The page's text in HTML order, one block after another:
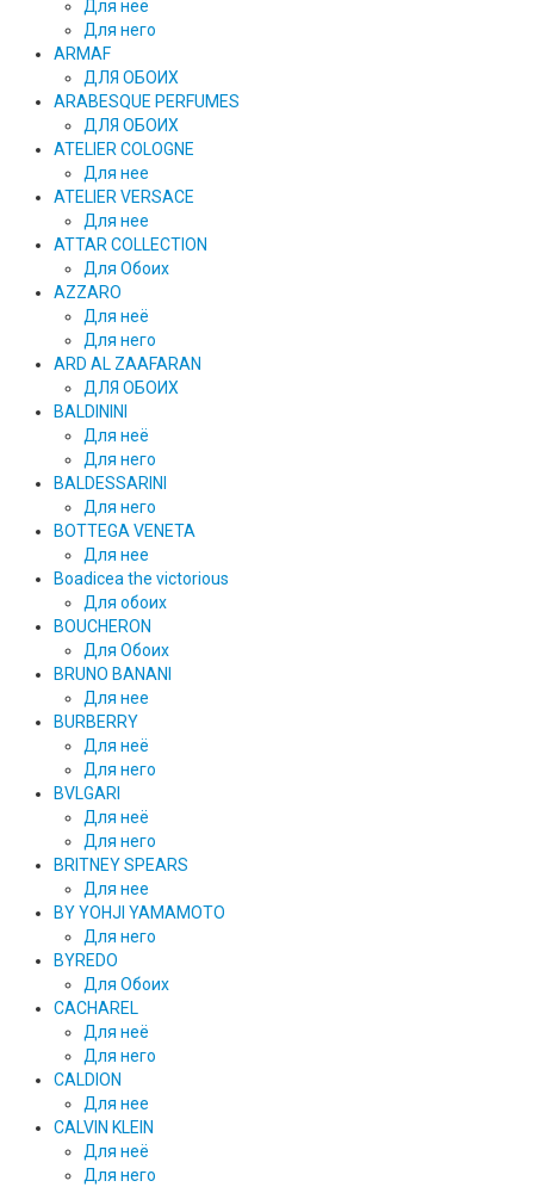
Для неё
Для него
ARMAF
ДЛЯ ОБОИХ
ARABESQUE PERFUMES
ДЛЯ ОБОИХ
ATELIER COLOGNE
Для нее
ATELIER VERSACE
Для нее
ATTAR COLLECTION
Для Обоих
AZZARO
Для неё
Для него
ARD AL ZAAFARAN
ДЛЯ ОБОИХ
BALDININI
Для неё
Для него
BALDESSARINI
Для него
BOTTEGA VENETA
Для нее
Boadicea the victorious
Для обоих
BOUCHERON
Для Обоих
BRUNO BANANI
Для нее
BURBERRY
Для неё
Для него
BVLGARI
Для неё
Для него
BRITNEY SPEARS
Для нее
BY YOHJI YAMAMOTO
Для него
BYREDO
Для Обоих
CACHAREL
Для неё
Для него
CALDION
Для нее
CALVIN KLEIN
Для неё
Для него